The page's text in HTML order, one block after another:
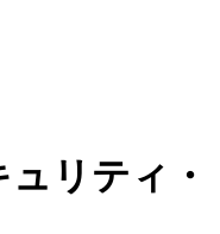
リティ・